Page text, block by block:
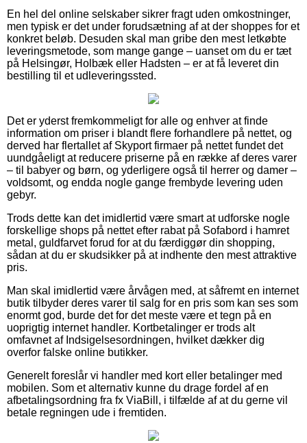
En hel del online selskaber sikrer fragt uden omkostninger,
men typisk er det under forudsætning af at der shoppes for et
konkret beløb. Desuden skal man gribe den mest letkøbte
leveringsmetode, som mange gange – uanset om du er tæt
på Helsingør, Holbæk eller Hadsten – er at få leveret din
bestilling til et udleveringssted.
Det er yderst fremkommeligt for alle og enhver at finde
information om priser i blandt flere forhandlere på nettet, og
derved har flertallet af Skyport firmaer på nettet fundet det
uundgåeligt at reducere priserne på en række af deres varer
– til babyer og børn, og yderligere også til herrer og damer –
voldsomt, og endda nogle gange frembyde levering uden
gebyr.
Trods dette kan det imidlertid være smart at udforske nogle
forskellige shops på nettet efter rabat på Sofabord i hamret
metal, guldfarvet forud for at du færdiggør din shopping,
sådan at du er skudsikker på at indhente den mest attraktive
pris.
Man skal imidlertid være årvågen med, at såfremt en internet
butik tilbyder deres varer til salg for en pris som kan ses som
enormt god, burde det for det meste være et tegn på en
uoprigtig internet handler. Kortbetalinger er trods alt
omfavnet af Indsigelsesordningen, hvilket dækker dig
overfor falske online butikker.
Generelt foreslår vi handler med kort eller betalinger med
mobilen. Som et alternativ kunne du drage fordel af en
afbetalingsordning fra fx ViaBill, i tilfælde af at du gerne vil
betale regningen ude i fremtiden.